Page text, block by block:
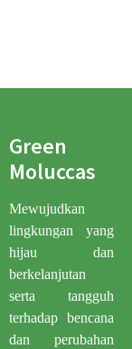
Green
Moluccas
Mewujudkan
lingkungan yang
hijau dan
berkelanjutan
serta tangguh
terhadap bencana
dan perubahan